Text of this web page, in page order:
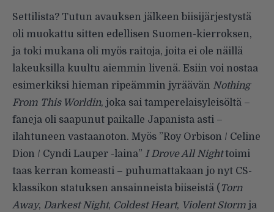
Settilista? Tutun avauksen jälkeen biisijärjestystä
oli muokattu sitten edellisen Suomen-kierroksen,
ja toki mukana oli myös raitoja, joita ei ole näillä
lakeuksilla kuultu aiemmin livenä. Esiin voi nostaa
esimerkiksi hieman ripeämmin jyräävän Nothing
From This Worldin, joka sai tamperelaisyleisöltä –
faneja oli saapunut paikalle Japanista asti –
ilahtuneen vastaanoton. Myös ”Roy Orbison / Celine
Dion / Cyndi Lauper -laina” I Drove All Nighttoimi
taas kerran komeasti – puhumattakaan jo nyt CS-
klassikon statuksen ansainneista biiseistä ( Torn
Away, Darkest Night, Coldest Heart, Violent Storm ja